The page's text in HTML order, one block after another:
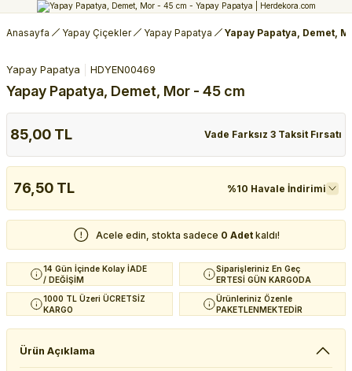
Anasayfa Yapay Çiçekler Yapay Papatya Yapay Papatya, Demet,
Yapay Papatya HDYEN00469
Yapay Papatya, Demet, Mor - 45 cm
85,00 TL Vade Farksız 3 Taksit Fırsatı
76,50 TL %10 Havale İndirimi
Acele edin, stokta sadece 0 Adet kaldı!
14 Gün İçinde Kolay İADE
/ DEĞİŞİM
Siparişleriniz En Geç
ERTESİ GÜN KARGODA
1000 TL Üzeri ÜCRETSİZ
KARGO
Ürünleriniz Özenle
PAKETLENMEKTEDİR
Ürün Açıklama